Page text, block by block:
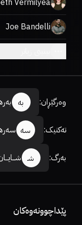
Vermilyea
Joe Bandelli
وەرگێڕان: بە
تەکنیک: سە
بەرگ: شـ
پێداچوونەوەکان